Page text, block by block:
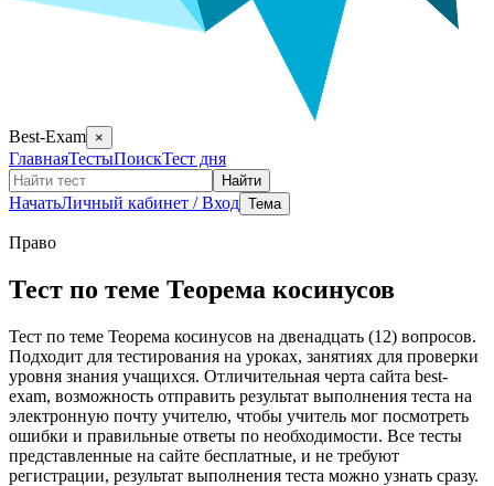
Best-Exam ×
ГлавнаяТестыПоискТест дня
Найти
НачатьЛичный кабинет / Вход Тема
Право
Тест по теме Теорема косинусов
Тест по теме Теорема косинусов на двенадцать (12) вопросов.
Подходит для тестирования на уроках, занятиях для проверки
уровня знания учащихся. Отличительная черта сайта best-
exam, возможность отправить результат выполнения теста на
электронную почту учителю, чтобы учитель мог посмотреть
ошибки и правильные ответы по необходимости. Все тесты
представленные на сайте бесплатные, и не требуют
регистрации, результат выполнения теста можно узнать сразу.